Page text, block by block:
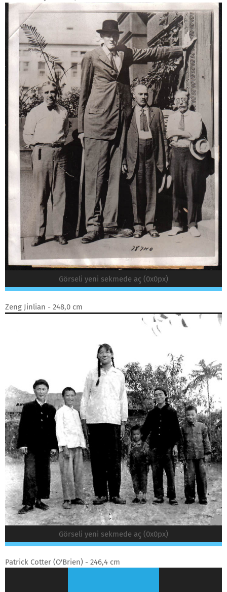
Görseli yeni sekmede aç (0x0px)
Zeng Jinlian - 248,0 cm
Görseli yeni sekmede aç (0x0px)
Patrick Cotter (O'Brien) - 246,4 cm